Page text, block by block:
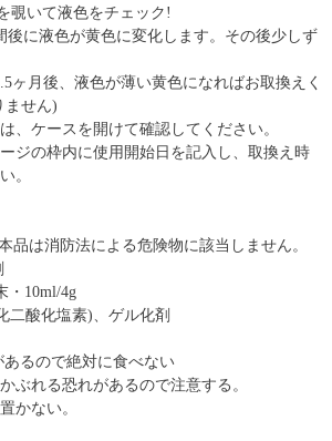
覗いて液色をチェック!
後に液色が黄色に変化します。その後少しず
ヶ月後、液色が薄い黄色になればお取換えく
ません)
、ケースを開けて確認してください。
ジの枠内に使用開始日を記入し、取換え時
。
品は消防法による危険物に該当しません。
・10ml/4g
二酸化塩素)、ゲル化剤
あるので絶対に食べない
ぶれる恐れがあるので注意する。
かない。